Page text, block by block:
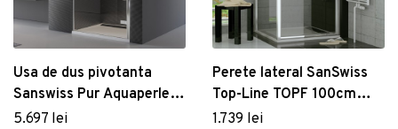
Usa de dus pivotanta
Sanswiss Pur Aquaperle
100cm stanga sticla
5.697 lei
Perete lateral SanSwiss
Top-Line TOPF 100cm
sticla securizata 6mm
1.739 lei